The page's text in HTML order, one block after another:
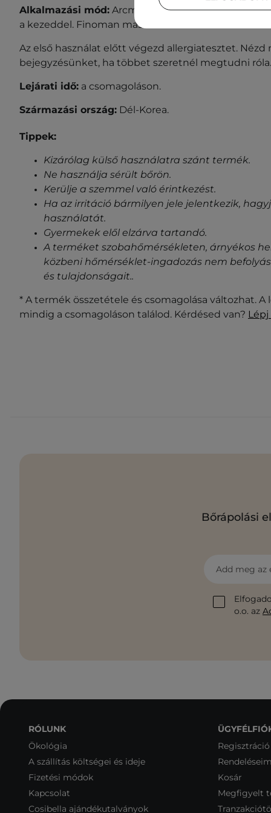
Alkalmazási mód: Arcmosás után vidd fel a
a kezeddel. Finoman masszírozd be a bőrbe.
Az első használat előtt végezd allergiatesztet. Nézd
bejegyzésünket, ha többet szeretnél megtudni róla.
Lejárati idő: a csomagoláson.
Származási ország: Dél-Korea.
Tippek:
Kizárólag külső használatra szánt termék.
Ne használja sérült bőrön.
Kerülje a szemmel való érintkezést.
Ha az irritáció bármilyen jele jelentkezik,
használatát.
Gyermekek elől elzárva tartandó.
A terméket szobahőmérsékleten, árnyékos
közbeni hőmérséklet-ingadozás nem
és tulajdonságait..
* A termék összetétele és csomagolása változhat.
mindig a csomagoláson találod. Kérdésed van?
Bőrápolási
Add meg az
o.o. az
RÓLUNK
Ökológia
A szállítás költségei és ideje
Fizetési módok
Kapcsolat
Cosibella ajándékutalványok
Regisztráció
Rendeléseim
Kosár
Megfigyelt